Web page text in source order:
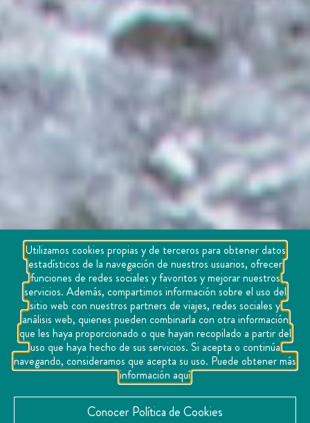
Utilizamos cookies propias y de terceros para obtener datos
estadísticos de la navegación de nuestros usuarios, ofrecer
funciones de redes sociales y favoritos y mejorar nuestros
servicios. Además, compartimos información sobre el uso del
sitio web con nuestros partners de viajes, redes sociales y
análisis web, quienes pueden combinarla con otra información
que les haya proporcionado o que hayan recopilado a partir del
uso que haya hecho de sus servicios. Si acepta o continúa
navegando, consideramos que acepta su uso. Puede obtener más
información aquí
Conocer Política de Cookies